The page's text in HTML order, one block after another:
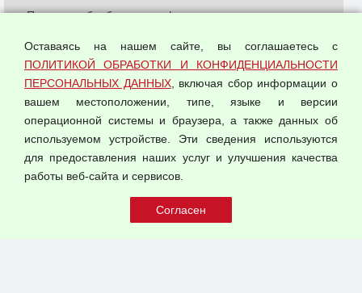
© 2026 ООО "Феникс"
Политика обработки и конфиденциальности
Согласием на обработку персональных данных
Оферта оптовой купли-продажи
Публичная оферта
Оставаясь на нашем сайте, вы соглашаетесь с
ПОЛИТИКОЙ ОБРАБОТКИ И КОНФИДЕНЦИАЛЬНОСТИ
ПЕРСОНАЛЬНЫХ ДАННЫХ, включая сбор информации о
вашем местоположении, типе, языке и версии
операционной системы и браузера, а также данных об
используемом устройстве. Эти сведения используются
для предоставления наших услуг и улучшения качества
работы веб-сайта и сервисов.